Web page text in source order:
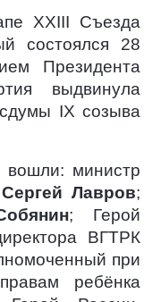
XXIII Съезда
состоялся 28
Президента
выдвинула
IX созыва
вошли: министр
Сергей Лавров;
; Герой
ВГТРК
при
ребёнка